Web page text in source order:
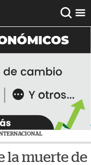
la muerte de